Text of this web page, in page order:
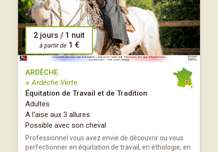
2 jours / 1 nuit
à partir de 1 €
ARDÈCHE
※ Ardèche Verte
Équitation de Travail et de Tradition
Adultes
A l'aise aux 3 allures
Possible avec son cheval
Professionnel vous avez envie de découvrir ou vous
perfectionner en équitation de travail, en éthologie, en